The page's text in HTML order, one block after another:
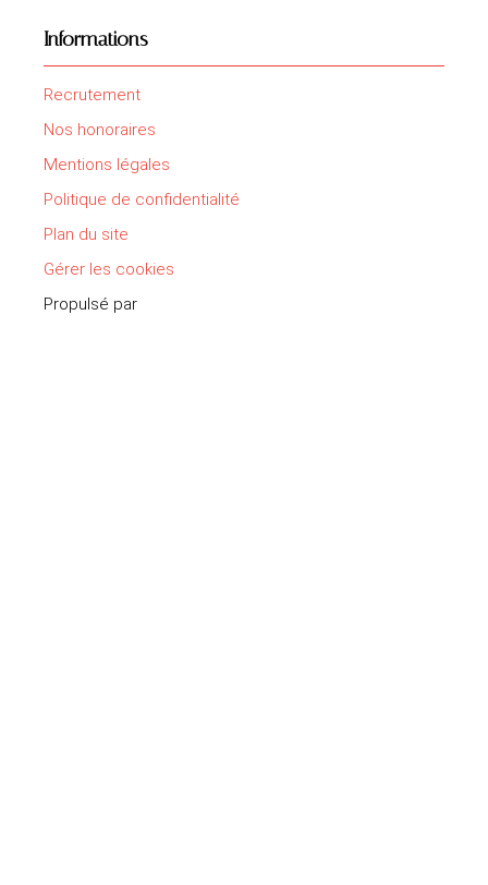
Informations
Recrutement
Nos honoraires
Mentions légales
Politique de confidentialité
Plan du site
Gérer les cookies
Propulsé par